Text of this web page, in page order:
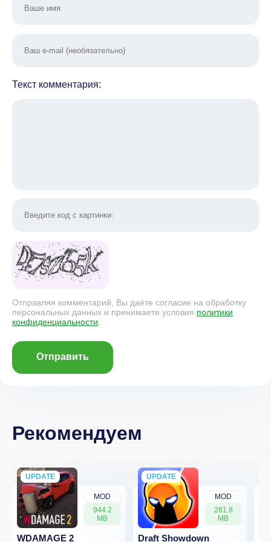
Текст комментария:
Отправляя комментарий, Вы даёте согласие на обработку
персональных данных и принимаете условия политики
конфиденциальности
Отправить
Рекомендуем
MOD
944.2
MB
UPDATE
NEW
WDAMAGE 2
MOD
281.8
MB
UPDATE
NEW
Draft Showdown